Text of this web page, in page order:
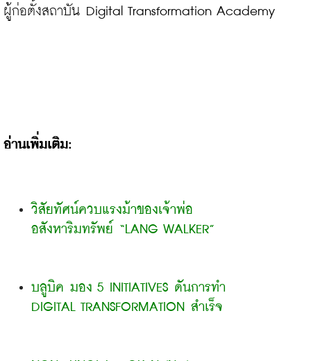
ผู้ก่อตั้งสถาบัน Digital Transformation Academy
อ่านเพิ่มเติม:
วิสัยทัศน์ควบแรงม้าของเจ้าพ่อ
อสังหาริมทรัพย์ “LANG WALKER”
บลูบิค มอง 5 INITIATIVES ดันการทำ
DIGITAL TRANSFORMATION สำเร็จ